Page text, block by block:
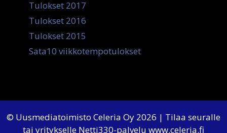
Tulokset 2017
Tulokset 2016
Tulokset 2015
Sata10 viikkotempotulokset
© Uusmediatoimisto Celeria Oy 2026 | Tilaa seuralle
tai yritykselle Netti330-palvelu www.celeria.fi